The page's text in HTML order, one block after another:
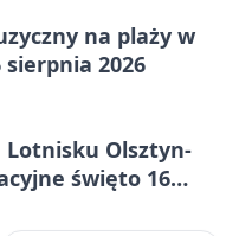
na plaży w
sierpnia 2026
Lotnisku Olsztyn-
święto 16